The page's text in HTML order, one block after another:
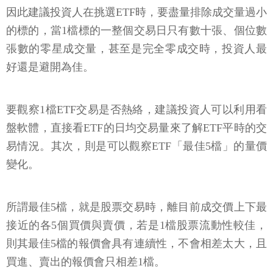
因此建議投資人在挑選ETF時，要盡量排除成交量過小
的標的，當1檔標的一整個交易日只有數十張、個位數
張數的零星成交量，甚至是完全零成交時，投資人最
好還是避開為佳。
要觀察1檔ETF交易是否熱絡，建議投資人可以利用看
盤軟體，直接看ETF的日均交易量來了解ETF平時的交
易情況。其次，則是可以觀察ETF「最佳5檔」的量價
變化。
所謂最佳5檔，就是股票交易時，離目前成交價上下最
接近的各5個買價與賣價，若是1檔股票流動性較佳，
則其最佳5檔的報價會具有連續性，不會相差太大，且
買進、賣出的報價會只相差1檔。